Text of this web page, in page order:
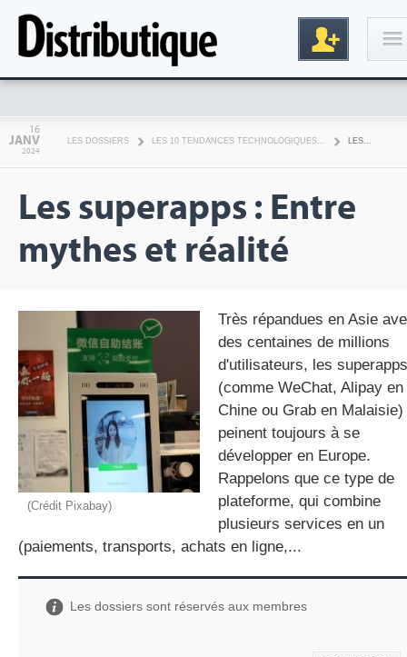
gratuite
16
JANV
2024
LES DOSSIERS LES 10 TENDANCES TECHNOLOGIQUES... LES...
Les superapps : Entre
mythes et réalité
(Crédit Pixabay)
Très répandues en Asie
des centaines de millions
d'utilisateurs, les superapps
(comme WeChat, Alipay en
Chine ou Grab en Malaisie)
peinent toujours à se
développer en Europe.
Rappelons que ce type de
plateforme, qui combine
plusieurs services en un
(paiements, transports, achats en ligne,...
Les dossiers sont réservés aux membres